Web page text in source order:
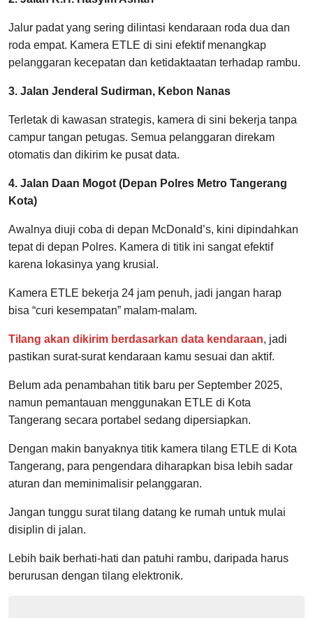
Jalur padat yang sering dilintasi kendaraan roda dua dan
roda empat. Kamera ETLE di sini efektif menangkap
pelanggaran kecepatan dan ketidaktaatan terhadap rambu.
3. Jalan Jenderal Sudirman, Kebon Nanas
Terletak di kawasan strategis, kamera di sini bekerja tanpa
campur tangan petugas. Semua pelanggaran direkam
otomatis dan dikirim ke pusat data.
4. Jalan Daan Mogot (Depan Polres Metro Tangerang
Kota)
Awalnya diuji coba di depan McDonald’s, kini dipindahkan
tepat di depan Polres. Kamera di titik ini sangat efektif
karena lokasinya yang krusial.
Kamera ETLE bekerja 24 jam penuh, jadi jangan harap
bisa “curi kesempatan” malam-malam.
Tilang akan dikirim berdasarkan data kendaraan, jadi
pastikan surat-surat kendaraan kamu sesuai dan aktif.
Belum ada penambahan titik baru per September 2025,
namun pemantauan menggunakan ETLE di Kota
Tangerang secara portabel sedang dipersiapkan.
Dengan makin banyaknya titik kamera tilang ETLE di Kota
Tangerang, para pengendara diharapkan bisa lebih sadar
aturan dan meminimalisir pelanggaran.
Jangan tunggu surat tilang datang ke rumah untuk mulai
disiplin di jalan.
Lebih baik berhati-hati dan patuhi rambu, daripada harus
berurusan dengan tilang elektronik.